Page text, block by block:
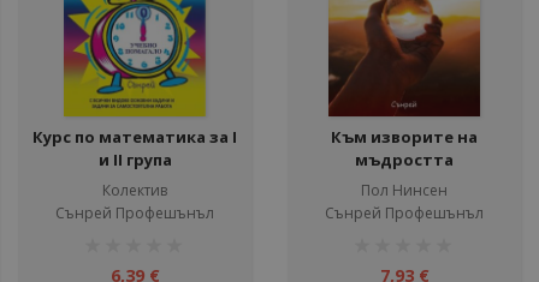
Курс по математика за I
и II група
Колектив
Сънрей Профешънъл
6,39 €
Към изворите на
мъдростта
Пол Нинсен
Сънрей Профешънъл
7,93 €